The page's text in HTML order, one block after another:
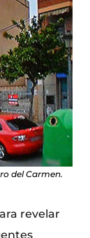
del Carmen.
revelar